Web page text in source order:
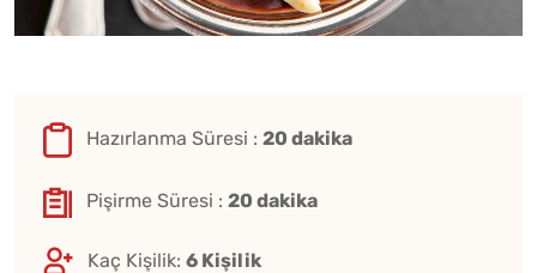
Hazırlanma Süresi : 20 dakika
Pişirme Süresi : 20 dakika
Kaç Kişilik: 6 Kişilik